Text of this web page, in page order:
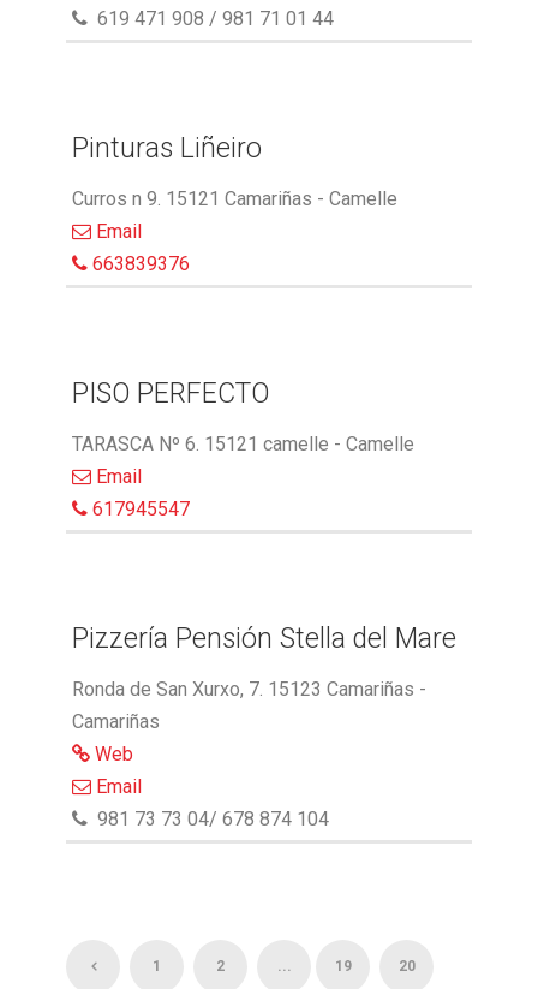
619 471 908 / 981 71 01 44
Pinturas Liñeiro
Curros n 9. 15121 Camariñas - Camelle
Email
663839376
PISO PERFECTO
TARASCA Nº 6. 15121 camelle - Camelle
Email
617945547
Pizzería Pensión Stella del Mare
Ronda de San Xurxo, 7. 15123 Camariñas -
Camariñas
Web
Email
981 73 73 04/ 678 874 104
1 2 ... 19 20